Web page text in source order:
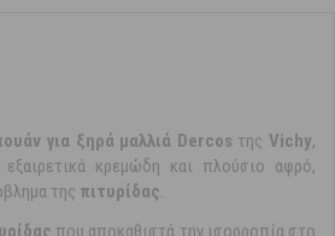
για ξηρά μαλλιά Dercos της Vichy,
κρεμώδη και πλούσιο αφρό,
της πιτυρίδας.
που αποκαθιστά την ισορροπία στο